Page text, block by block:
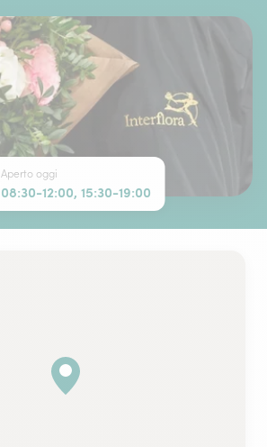
Aperto oggi
08:30-12:00, 15:30-19:00